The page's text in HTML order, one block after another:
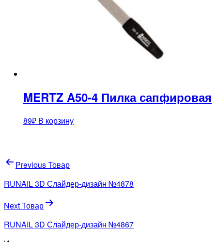
MERTZ A50-4 Пилка сапфировая
89₽ В корзину
Навигация
по
записям
Previous Товар
RUNAIL 3D Слайдер-дизайн №4878
Next Товар
RUNAIL 3D Слайдер-дизайн №4867